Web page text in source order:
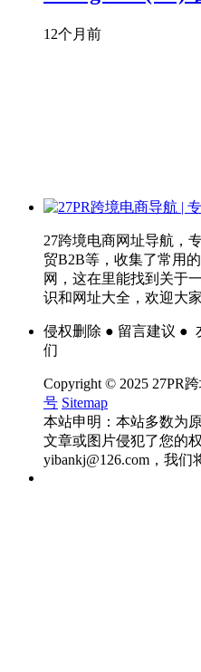
12个月前
27跨境电商网址导航，
贸B2B等，收集了常用
网，这在里能找到关于
识和网址大全，欢迎大家
侵权删除 ● 留言建议 ●
们
Copyright © 2025 27PR
号 Sitemap
本站申明：本站多数为
文章或图片侵犯了您的
yibankj@126.com，我们